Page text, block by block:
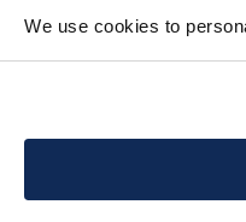
We use cookies to
Freigepäck bei Airlines
Die Stasher-Garantie
App holen